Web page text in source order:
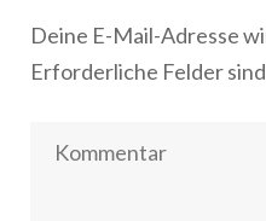
Deine E-Mail-Adresse
Erforderliche Felder